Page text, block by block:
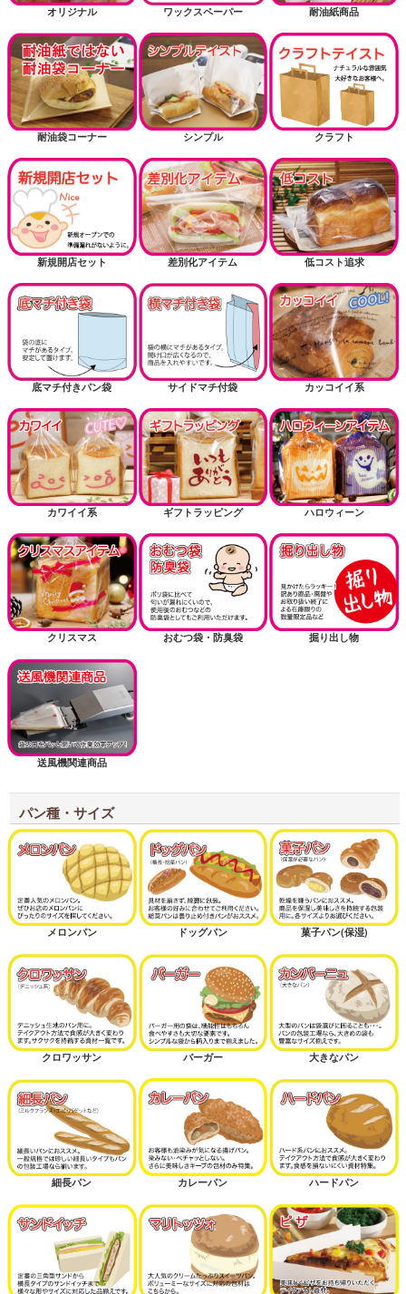
オリジナル ワックスペーパー 耐油紙商品
耐油袋コーナー シンプル クラフト
新規開店セット 差別化アイテム 低コスト追求
底マチ付きパン袋 サイドマチ付袋 カッコイイ系
カワイイ系 ギフトラッピング ハロウィーン
クリスマス おむつ袋・防臭袋 掘り出し物
送風機関連商品
パン種・サイズ
メロンパン ドッグパン 菓子パン(保湿)
クロワッサン バーガー 大きなパン
細長パン カレーパン ハードパン